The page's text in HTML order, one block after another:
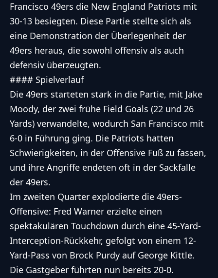
Francisco 49ers die New England Patriots mit
30-13 besiegten. Diese Partie stellte sich als
eine Demonstration der Überlegenheit der
49ers heraus, die sowohl offensiv als auch
defensiv überzeugten.
#### Spielverlauf
Die 49ers starteten stark in die Partie, mit Jake
Moody, der zwei frühe Field Goals (22 und 26
Yards) verwandelte, wodurch San Francisco mit
6-0 in Führung ging. Die Patriots hatten
Schwierigkeiten, in der Offensive Fuß zu fassen,
und ihre Angriffe endeten oft in der Sackfalle
der 49ers.
Im zweiten Quarter explodierte die 49ers-
Offensive: Fred Warner erzielte einen
spektakulären Touchdown durch eine 45-Yard-
Interception-Rückkehr, gefolgt von einem 12-
Yard-Pass von Brock Purdy auf George Kittle.
Die Gastgeber führten nun bereits 20-0.